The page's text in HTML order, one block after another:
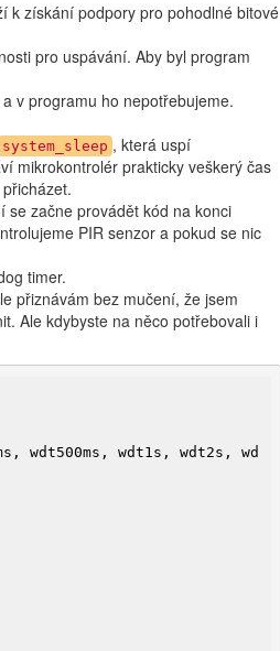
k získání podpory pro pohodlné bitové
pro uspávání. Aby byl program
v programu ho nepotřebujeme.
system_sleep , která uspí
mikrokontrolér prakticky veškerý čas
začne provádět kód na konci
PIR senzor a pokud se nic
timer.
přiznávám bez mučení, že jsem
Ale kdybyste na něco potřebovali i
wdt500ms, wdt1s, wdt2s, wd